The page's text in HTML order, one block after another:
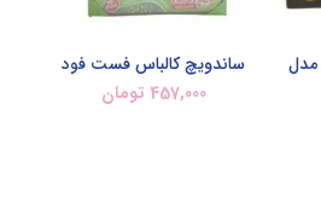
لگو ماشین اسپرت AMT مدل
ساندویچ کالباس فست فود
457,000 تومان